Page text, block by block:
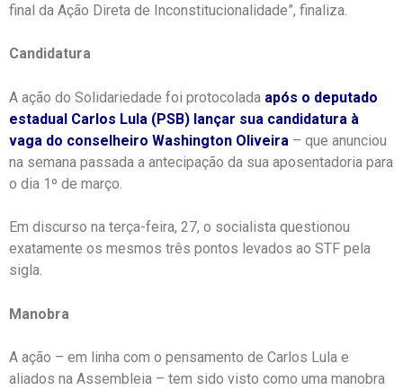
final da Ação Direta de Inconstitucionalidade”, finaliza.
Candidatura
A ação do Solidariedade foi protocolada após o deputado
estadual Carlos Lula (PSB) lançar sua candidatura à
vaga do conselheiro Washington Oliveira – que anunciou
na semana passada a antecipação da sua aposentadoria para
o dia 1º de março.
Em discurso na terça-feira, 27, o socialista questionou
exatamente os mesmos três pontos levados ao STF pela
sigla.
Manobra
A ação – em linha com o pensamento de Carlos Lula e
aliados na Assembleia – tem sido visto como uma manobra